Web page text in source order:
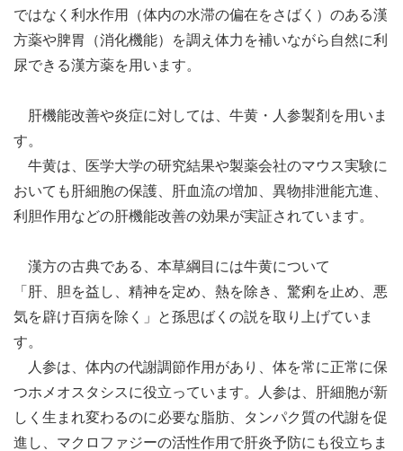
ではなく利水作用（体内の水滞の偏在をさばく）のある漢
方薬や脾胃（消化機能）を調え体力を補いながら自然に利
尿できる漢方薬を用います。
肝機能改善や炎症に対しては、牛黄・人参製剤を用いま
す。
牛黄は、医学大学の研究結果や製薬会社のマウス実験に
おいても肝細胞の保護、肝血流の増加、異物排泄能亢進、
利胆作用などの肝機能改善の効果が実証されています。
漢方の古典である、本草綱目には牛黄について
「肝、胆を益し、精神を定め、熱を除き、驚痢を止め、悪
気を辟け百病を除く」と孫思ばくの説を取り上げていま
す。
人参は、体内の代謝調節作用があり、体を常に正常に保
つホメオスタシスに役立っています。人参は、肝細胞が新
しく生まれ変わるのに必要な脂肪、タンパク質の代謝を促
進し、マクロファジーの活性作用で肝炎予防にも役立ちま